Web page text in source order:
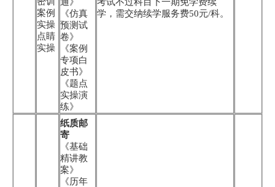
案例
实操
点睛
实操
《仿真
预测试
卷》
《案例
专项白
皮书》
《题点
实操演
练》
学，需交纳续学服务费50元/科。
纸质邮
寄
《基础
精讲教
案》
《历年